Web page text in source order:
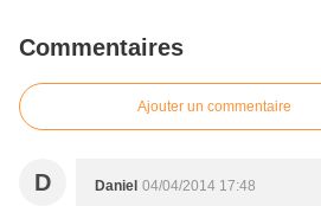
Commentaires
Ajouter un commentaire
D Daniel 04/04/2014 17:48